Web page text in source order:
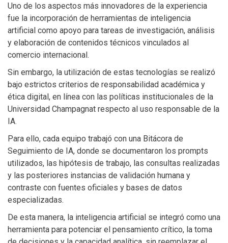
Uno de los aspectos más innovadores de la experiencia
fue la incorporación de herramientas de inteligencia
artificial como apoyo para tareas de investigación, análisis
y elaboración de contenidos técnicos vinculados al
comercio internacional.
Sin embargo, la utilización de estas tecnologías se realizó
bajo estrictos criterios de responsabilidad académica y
ética digital, en línea con las políticas institucionales de la
Universidad Champagnat respecto al uso responsable de la
IA.
Para ello, cada equipo trabajó con una Bitácora de
Seguimiento de IA, donde se documentaron los prompts
utilizados, las hipótesis de trabajo, las consultas realizadas
y las posteriores instancias de validación humana y
contraste con fuentes oficiales y bases de datos
especializadas.
De esta manera, la inteligencia artificial se integró como una
herramienta para potenciar el pensamiento crítico, la toma